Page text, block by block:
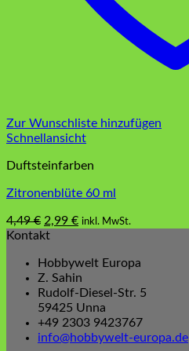
Zur Wunschliste hinzufügen
Schnellansicht
Duftsteinfarben
Zitronenblüte 60 ml
4,49€ Ursprünglicher
Preis
4,49 €
2,99 €Aktueller
2,99 €.
inkl. MwSt.
Kontakt
Hobbywelt Europa
Z. Sahin
Rudolf-Diesel-Str. 5
59425 Unna
+49 2303 9423767
info@hobbywelt-europa.de